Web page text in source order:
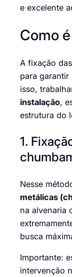
e excelente
Como
A fixação
para garantir
isso,
instalação,
estrutura do
1.
Nesse
metálicas
na alvenaria
busca
Importante:
intervenção